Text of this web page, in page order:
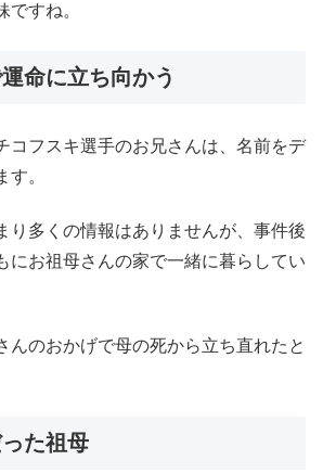
ですね。
命に立ち向かう
コフスキ選手のお兄さんは、名前をデ
す。
り多くの情報はありませんが、事件後
にお祖母さんの家で一緒に暮らしてい
んのおかげで母の死から立ち直れたと
た祖母